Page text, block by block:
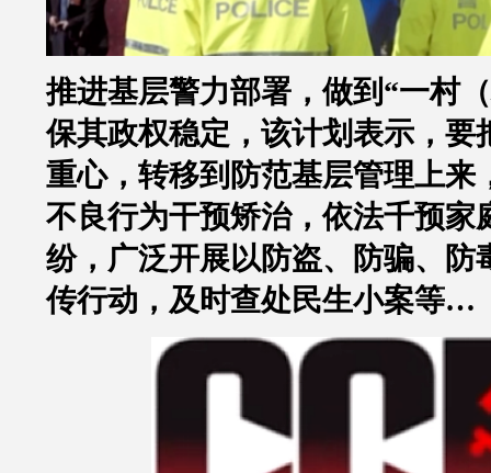
推进基层警力部署，做到 “一村
保其政权稳定，该计划表示，要
重心，转移到防范基层管理上来
不良行为干预矫治，依法千预家
纷，广泛开展以防盗、防骗、防
传行动，及时查处民生小案等…